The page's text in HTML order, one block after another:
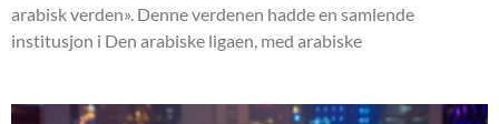
arabisk verden». Denne verdenen hadde en samlende
institusjon i Den arabiske ligaen, med arabiske